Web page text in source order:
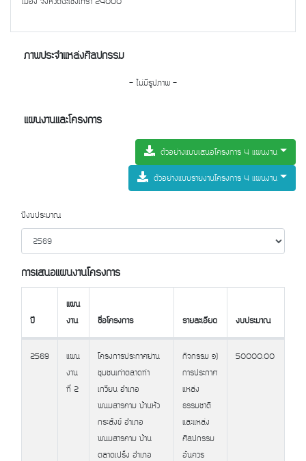
ภาพประจำแหล่งศิลปกรรม
- ไม่มีรูปภาพ -
แผนงานและโครงการ
ตัวอย่างแบบเสนอโครงการ 4 แผนงาน
ตัวอย่างแบบรายงานโครงการ 4 แผนงาน
ปีงบประมาณ
การเสนอแผนงานโครงการ
ปี
แผน
งาน
ชื่อโครงการ รายละเอียด งบประมาณ
2569
แผน
งาน
ที่ 2
โครงการประกาศย่าน
ชุมชนเก่าตลาดท่า
เกวียน อำเภอ
พนมสารคาม บ้านหัว
กระสังข์ อำเภอ
พนมสารคาม บ้าน
ตลาดเปร็ง อำเภอ
กิจกรรม ๑)
การประกาศ
แหล่ง
ธรรมชาติ
และแหล่ง
ศิลปกรรม
อันควร
50000.00